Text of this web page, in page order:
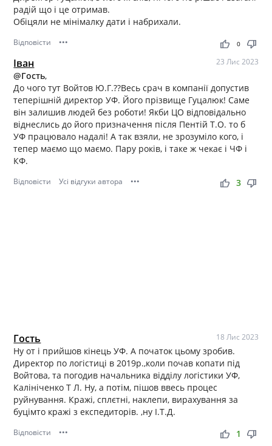
радій що і це отримав.
Обіцяли не мінімалку дати і набрихали.
Відповісти ••• thumb_up thumb_down
0
Іван 23 Лис 2023
@Гость,
До чого тут Войтов Ю.Г.??Весь срач в компанії допустив
теперішній директор УФ. Його прізвище Гуцалюк! Саме
він залишив людей без роботи! Якби ЦО відповідально
віднеслись до його призначення після Пентій Т.О. то б
УФ працювало надалі! А так взяли, не зрозуміло кого, і
тепер маємо що маємо. Пару років, і таке ж чекає і ЧФ і
КФ.
Відповісти Усі відгуки автора ••• thumb_up thumb_down
3
Гость 18 Лис 2023
Ну от і прийшов кінець УФ. А початок цьому зробив.
Директор по логістиці в 2019р.,коли почав копати під
Войтова, та погодив начальника відділу логістики УФ,
Калініченко Т Л. Ну, а потім, пішов ввесь процес
руйнування. Кражі, сплєтні, наклепи, вирахування за
буцімто кражі з експедиторів. ,ну І.Т.Д.
Відповісти ••• thumb_up thumb_down
1